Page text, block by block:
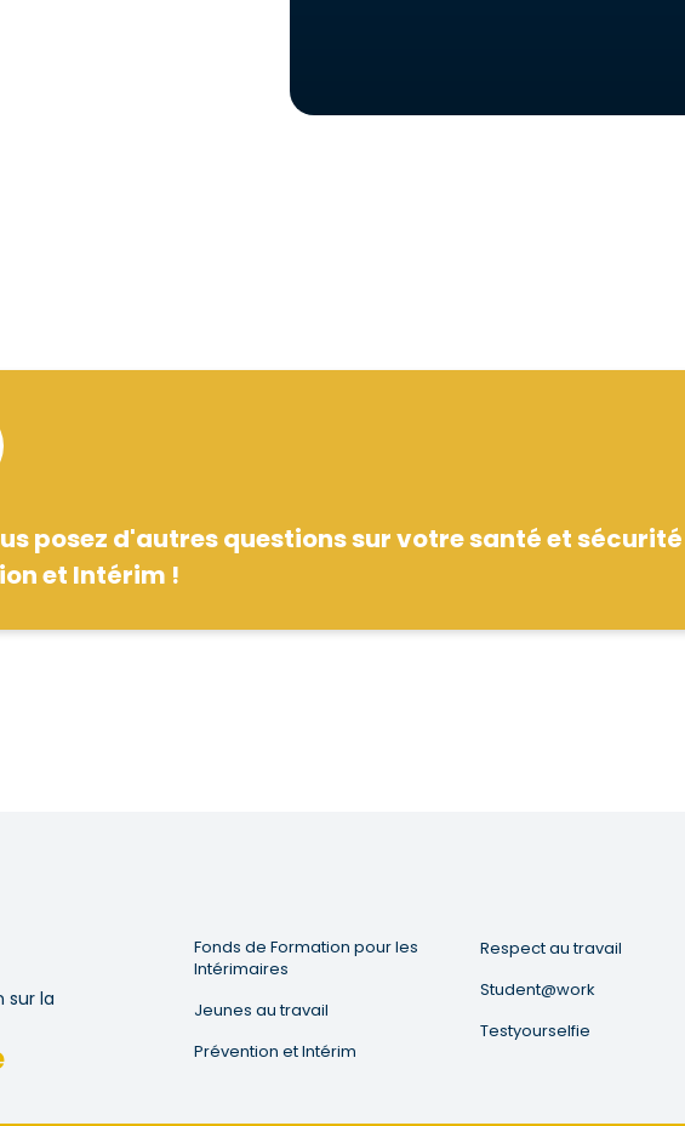
posez d'autres questions sur votre santé et
et Intérim !
sur la
Fonds de Formation pour les
Intérimaires
Jeunes au travail
Prévention et Intérim
Respect au travail
Student@work
Testyourselfie